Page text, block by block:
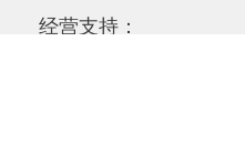
经营支持：